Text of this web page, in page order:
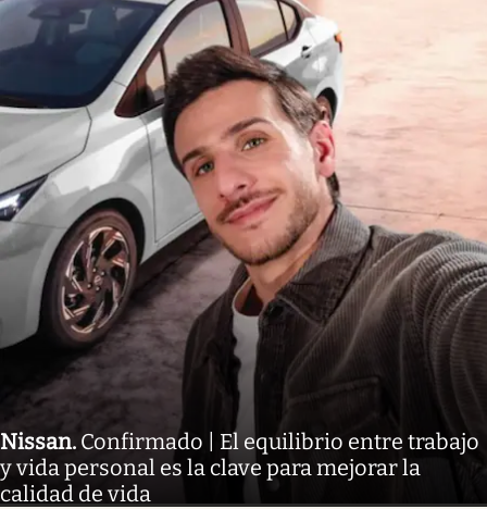
Nissan. Confirmado | El equilibrio entre trabajo
y vida personal es la clave para mejorar la
calidad de vida